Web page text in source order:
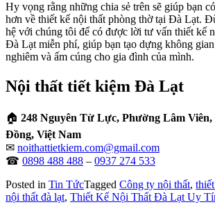
Hy vọng rằng những chia sẻ trên sẽ giúp bạn
hơn về thiết kế nội thất phòng thờ tại Đà Lạt.
hệ với chúng tôi để có được lời tư vấn thiết kế
Đà Lạt miễn phí, giúp bạn tạo dựng không
nghiêm và ấm cúng cho gia đình của mình.
Nội thất tiết kiệm Đà Lạt
🏠 248 Nguyên Từ Lực, Phường Lâm
Đồng, Việt Nam
✉ noithattietkiem.com@gmail.com
☎ 0898 488 488 – 0937 274 533
Posted in Tin TứcTagged Công ty nội thất,
nội thất đà lạt, Thiết Kế Nội Thất Đà Lạt Uy